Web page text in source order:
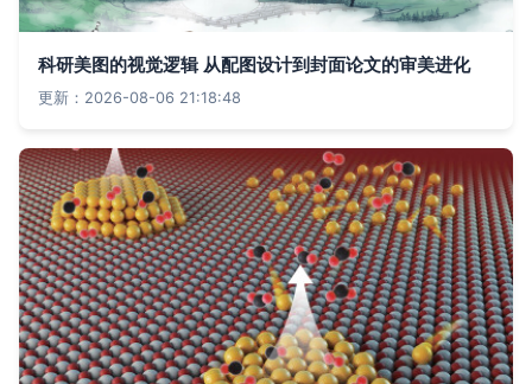
科研美图的视觉逻辑 从配图设计到封面论文的审美进化
更新：2026-08-06 21:18:48